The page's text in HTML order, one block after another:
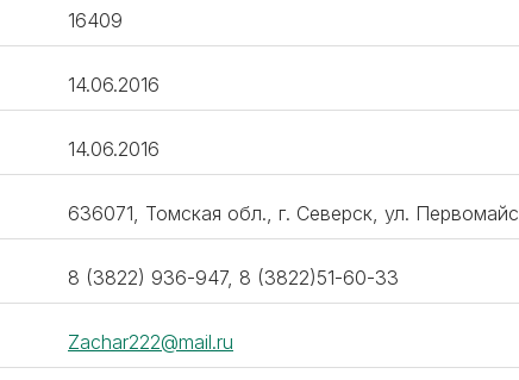
16409
14.06.2016
14.06.2016
636071, Томская обл., г. Северск, ул.
8 (3822) 936-947, 8 (3822)51-60-33
Zachar222@mail.ru